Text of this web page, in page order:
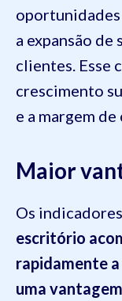
a expansão
clientes. Esse
crescimento
e a margem
Maior
Os
escritório
rapidamente
uma